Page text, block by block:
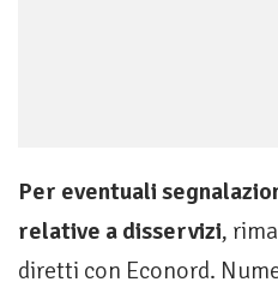
Per eventuali
relative a disservizi,
diretti con Econord.